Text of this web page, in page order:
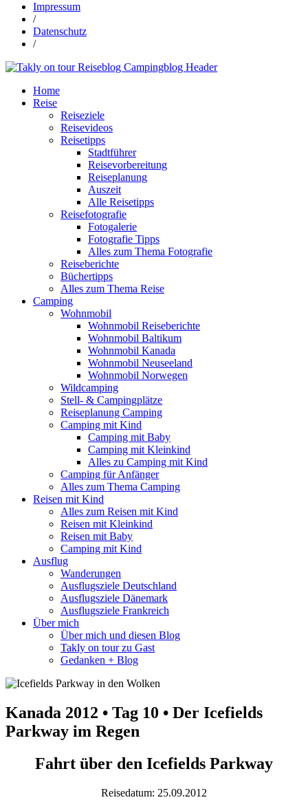
Impressum
/
Datenschutz
/
Home
Reise
Reiseziele
Reisevideos
Reisetipps
Stadtführer
Reisevorbereitung
Reiseplanung
Auszeit
Alle Reisetipps
Reisefotografie
Fotogalerie
Fotografie Tipps
Alles zum Thema Fotografie
Reiseberichte
Büchertipps
Alles zum Thema Reise
Camping
Wohnmobil
Wohnmobil Reiseberichte
Wohnmobil Baltikum
Wohnmobil Kanada
Wohnmobil Neuseeland
Wohnmobil Norwegen
Wildcamping
Stell- & Campingplätze
Reiseplanung Camping
Camping mit Kind
Camping mit Baby
Camping mit Kleinkind
Alles zu Camping mit Kind
Camping für Anfänger
Alles zum Thema Camping
Reisen mit Kind
Alles zum Reisen mit Kind
Reisen mit Kleinkind
Reisen mit Baby
Camping mit Kind
Ausflug
Wanderungen
Ausflugsziele Deutschland
Ausflugsziele Dänemark
Ausflugsziele Frankreich
Über mich
Über mich und diesen Blog
Takly on tour zu Gast
Gedanken + Blog
Kanada 2012 • Tag 10 • Der Icefields
Parkway im Regen
Fahrt über den Icefields Parkway
Reisedatum: 25.09.2012